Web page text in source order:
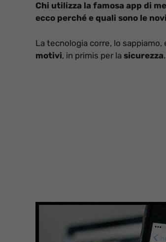
Chi utilizza la famosa app di
ecco perché e quali sono le
La tecnologia corre, lo sappiamo,
motivi, in primis per la sicurezza.